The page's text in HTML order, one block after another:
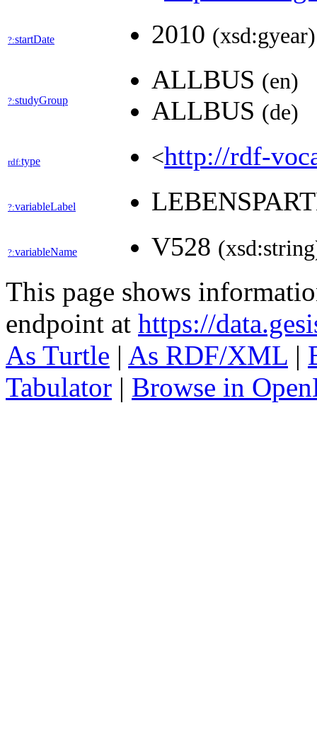
?:startDate 2010 (xsd:gyear)
?:studyGroup
ALLBUS (en)
ALLBUS (de)
rdf:type <http://rdf-
?:variableLabel
?:variableName V528
This page shows
endpoint at https://
As Turtle | As RDF/XML |
Tabulator | Browse in